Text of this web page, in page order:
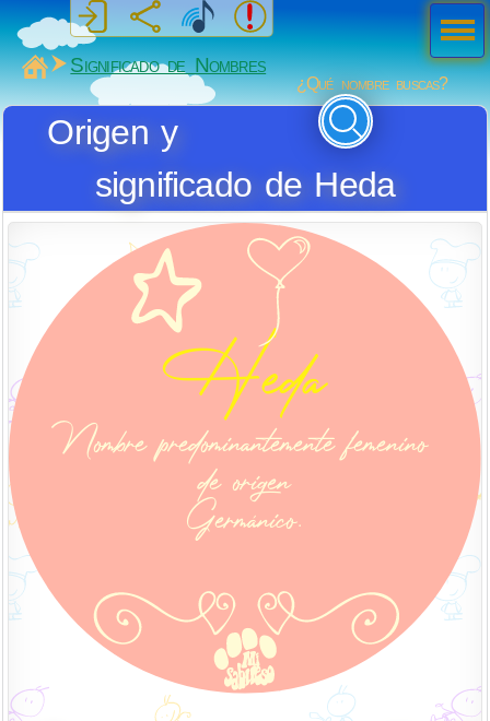
MiSabueso
Significado de Nombres
¿Qué nombre buscas?
Origen y
significado de Heda
Men
ú